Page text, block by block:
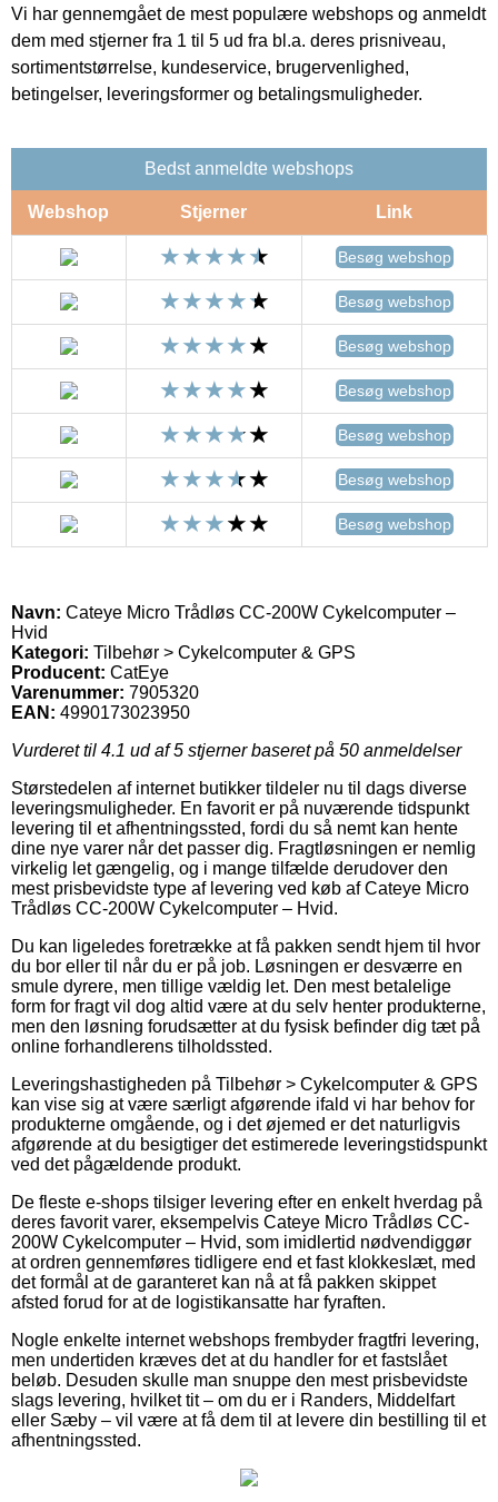
Vi har gennemgået de mest populære webshops og anmeldt
dem med stjerner fra 1 til 5 ud fra bl.a. deres prisniveau,
sortimentstørrelse, kundeservice, brugervenlighed,
betingelser, leveringsformer og betalingsmuligheder.
Bedst anmeldte webshops
Webshop Stjerner Link
Besøg webshop
Besøg webshop
Besøg webshop
Besøg webshop
Besøg webshop
Besøg webshop
Besøg webshop
Navn: Cateye Micro Trådløs CC-200W Cykelcomputer –
Hvid
Kategori: Tilbehør > Cykelcomputer & GPS
Producent: CatEye
Varenummer: 7905320
EAN: 4990173023950
Vurderet til 4.1 ud af 5 stjerner baseret på 50 anmeldelser
Størstedelen af internet butikker tildeler nu til dags diverse
leveringsmuligheder. En favorit er på nuværende tidspunkt
levering til et afhentningssted, fordi du så nemt kan hente
dine nye varer når det passer dig. Fragtløsningen er nemlig
virkelig let gængelig, og i mange tilfælde derudover den
mest prisbevidste type af levering ved køb af Cateye Micro
Trådløs CC-200W Cykelcomputer – Hvid.
Du kan ligeledes foretrække at få pakken sendt hjem til hvor
du bor eller til når du er på job. Løsningen er desværre en
smule dyrere, men tillige vældig let. Den mest betalelige
form for fragt vil dog altid være at du selv henter produkterne,
men den løsning forudsætter at du fysisk befinder dig tæt på
online forhandlerens tilholdssted.
Leveringshastigheden på Tilbehør > Cykelcomputer & GPS
kan vise sig at være særligt afgørende ifald vi har behov for
produkterne omgående, og i det øjemed er det naturligvis
afgørende at du besigtiger det estimerede leveringstidspunkt
ved det pågældende produkt.
De fleste e-shops tilsiger levering efter en enkelt hverdag på
deres favorit varer, eksempelvis Cateye Micro Trådløs CC-
200W Cykelcomputer – Hvid, som imidlertid nødvendiggør
at ordren gennemføres tidligere end et fast klokkeslæt, med
det formål at de garanteret kan nå at få pakken skippet
afsted forud for at de logistikansatte har fyraften.
Nogle enkelte internet webshops frembyder fragtfri levering,
men undertiden kræves det at du handler for et fastslået
beløb. Desuden skulle man snuppe den mest prisbevidste
slags levering, hvilket tit – om du er i Randers, Middelfart
eller Sæby – vil være at få dem til at levere din bestilling til et
afhentningssted.